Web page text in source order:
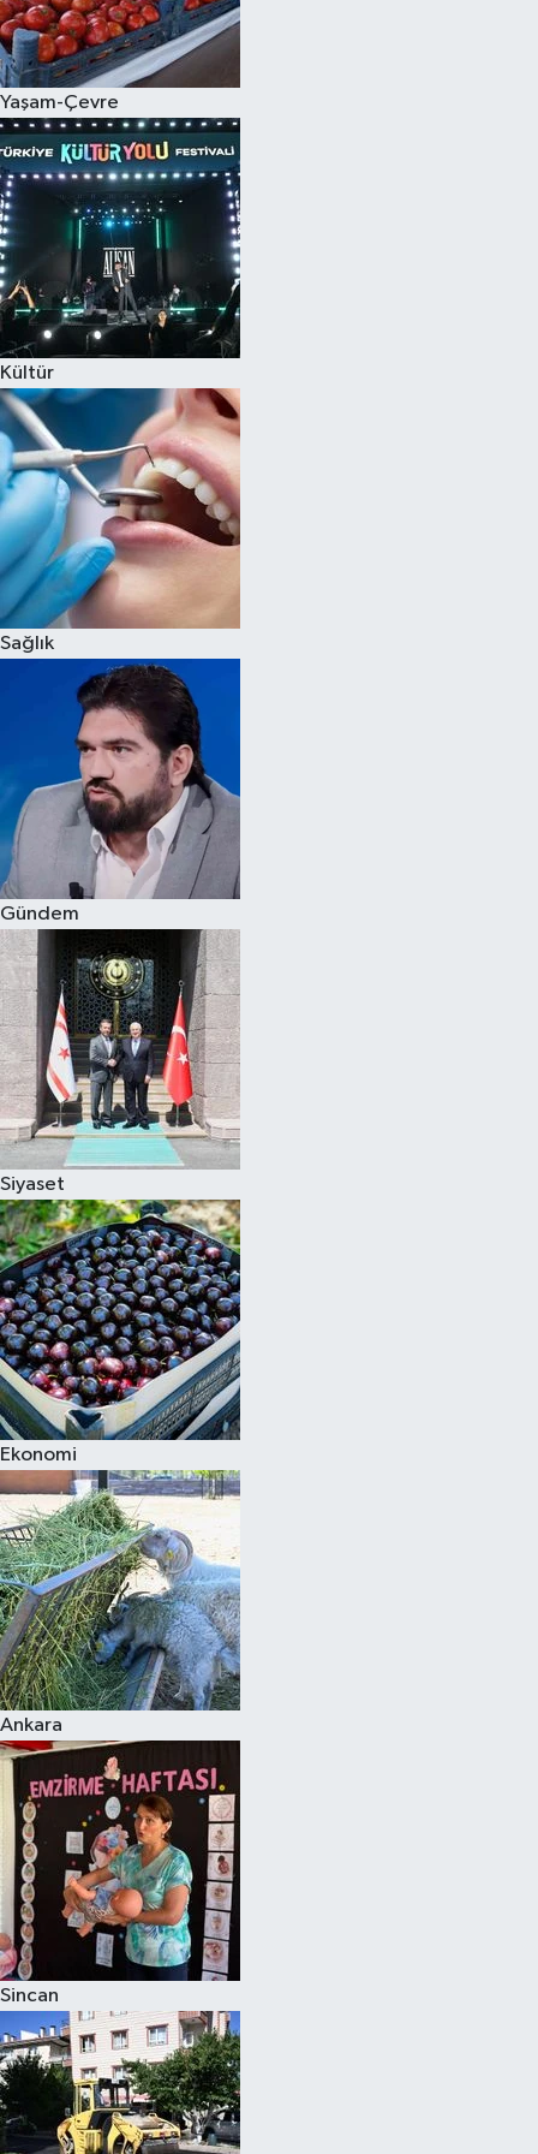
Yaşam-Çevre
Kültür
Sağlık
Gündem
Siyaset
Ekonomi
Ankara
Sincan
Spor
Burç Yorumları
Çocuk
Eğitim
Hava Durumu
Kadın
Kim kimdir?
Kültür Sanat
Sağlık
Siyaset
Teknoloji
Televizyon
Yaşam-Çevre